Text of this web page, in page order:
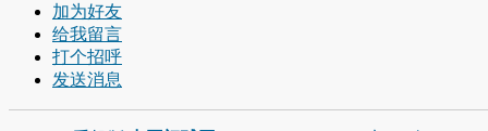
加为好友
给我留言
打个招呼
发送消息